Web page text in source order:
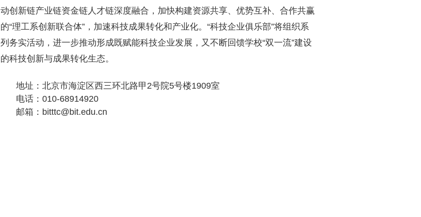
动创新链产业链资金链人才链深度融合，加快构建资源共享、优势互补、合作共赢
的“理工系创新联合体”，加速科技成果转化和产业化。“科技企业俱乐部”将组织系
列务实活动，进一步推动形成既赋能科技企业发展，又不断回馈学校“双一流”建设
的科技创新与成果转化生态。
地址：北京市海淀区西三环北路甲2号院5号楼1909室
电话：010-68914920
邮箱：bitttc@bit.edu.cn